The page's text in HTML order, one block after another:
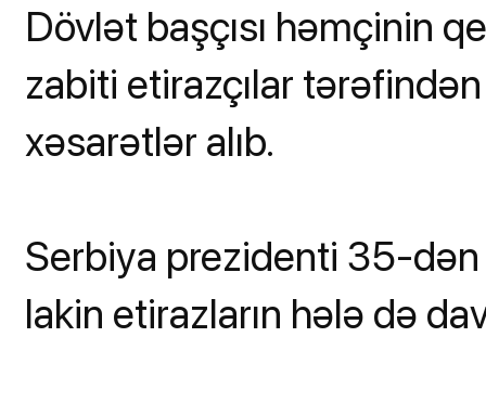
Dövlət başçısı həmçinin
zabiti etirazçılar
xəsarətlər alıb.
Serbiya prezidenti 35-dən
lakin etirazların hələ də